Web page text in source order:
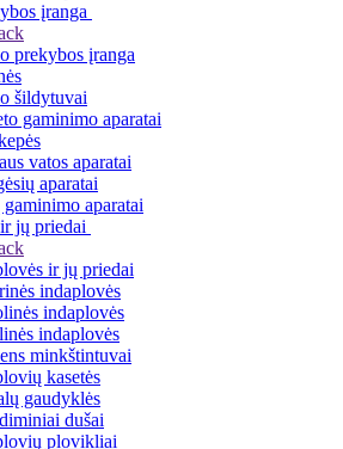
įranga
prekybos įranga
šildytuvai
gaminimo aparatai
vatos aparatai
aparatai
aparatai
jų priedai
ir jų priedai
indaplovės
indaplovės
indaplovės
minkštintuvai
kasetės
gaudyklės
dušai
plovikliai